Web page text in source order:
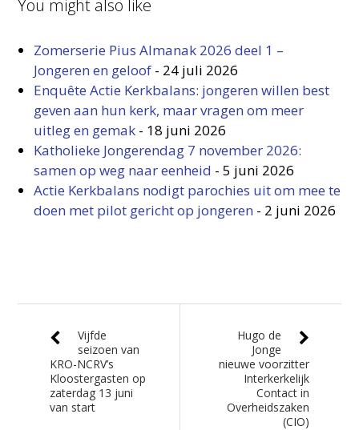
You might also like
Zomerserie Pius Almanak 2026 deel 1 –
Jongeren en geloof - 24 juli 2026
Enquête Actie Kerkbalans: jongeren willen best
geven aan hun kerk, maar vragen om meer
uitleg en gemak - 18 juni 2026
Katholieke Jongerendag 7 november 2026:
samen op weg naar eenheid -5 juni 2026
Actie Kerkbalans nodigt parochies uit om mee te
doen met pilot gericht op jongeren - 2 juni 2026
Vijfde
seizoen van
KRO-NCRV’s
Kloostergasten op
zaterdag 13 juni
van start
Hugo de
Jonge
nieuwe voorzitter
Interkerkelijk
Contact in
Overheidszaken
(CIO)